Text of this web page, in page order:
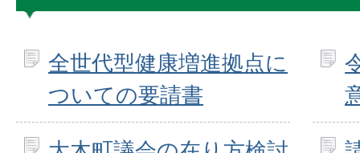
全世代型健康増進拠点に
ついての要請書